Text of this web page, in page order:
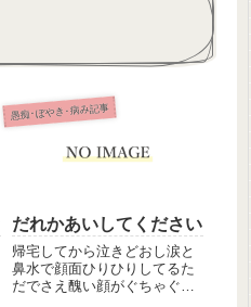
愚痴･ぼやき･病み記事
だれかあいしてください
帰宅してから泣きどおし涙と
鼻水で顔面ひりひりしてるた
だでさえ醜い顔がぐちゃぐち